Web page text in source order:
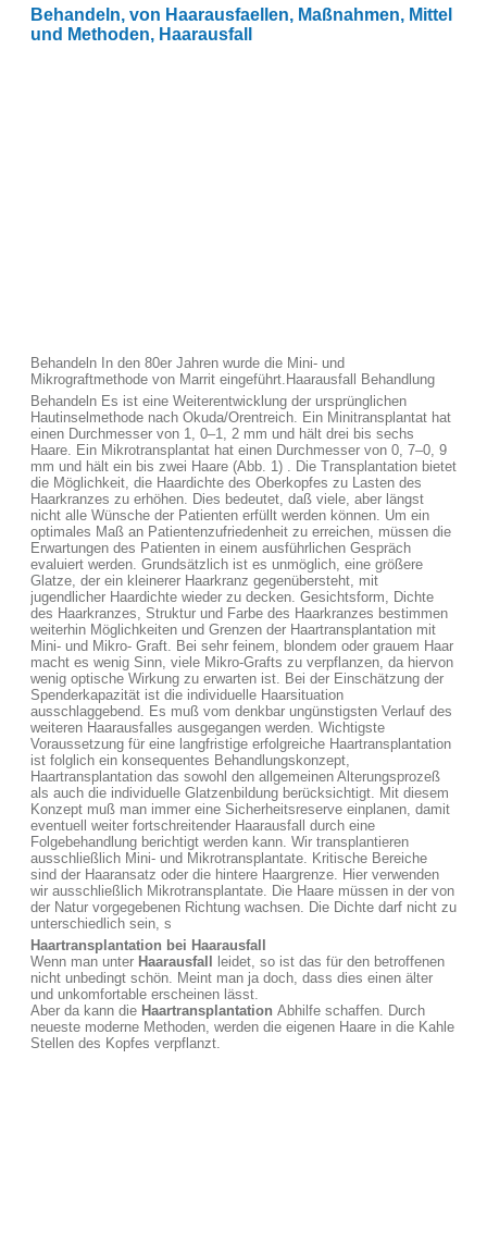
Behandeln, von Haarausfaellen, Maßnahmen, Mittel
und Methoden, Haarausfall
Behandeln In den 80er Jahren wurde die Mini- und
Mikrograftmethode von Marrit eingeführt.Haarausfall Behandlung
Behandeln Es ist eine Weiterentwicklung der ursprünglichen
Hautinselmethode nach Okuda/Orentreich. Ein Minitransplantat hat
einen Durchmesser von 1, 0–1, 2 mm und hält drei bis sechs
Haare. Ein Mikrotransplantat hat einen Durchmesser von 0, 7–0, 9
mm und hält ein bis zwei Haare (Abb. 1) . Die Transplantation bietet
die Möglichkeit, die Haardichte des Oberkopfes zu Lasten des
Haarkranzes zu erhöhen. Dies bedeutet, daß viele, aber längst
nicht alle Wünsche der Patienten erfüllt werden können. Um ein
optimales Maß an Patientenzufriedenheit zu erreichen, müssen die
Erwartungen des Patienten in einem ausführlichen Gespräch
evaluiert werden. Grundsätzlich ist es unmöglich, eine größere
Glatze, der ein kleinerer Haarkranz gegenübersteht, mit
jugendlicher Haardichte wieder zu decken. Gesichtsform, Dichte
des Haarkranzes, Struktur und Farbe des Haarkranzes bestimmen
weiterhin Möglichkeiten und Grenzen der Haartransplantation mit
Mini- und Mikro- Graft. Bei sehr feinem, blondem oder grauem Haar
macht es wenig Sinn, viele Mikro-Grafts zu verpflanzen, da hiervon
wenig optische Wirkung zu erwarten ist. Bei der Einschätzung der
Spenderkapazität ist die individuelle Haarsituation
ausschlaggebend. Es muß vom denkbar ungünstigsten Verlauf des
weiteren Haarausfalles ausgegangen werden. Wichtigste
Voraussetzung für eine langfristige erfolgreiche Haartransplantation
ist folglich ein konsequentes Behandlungskonzept,
Haartransplantation das sowohl den allgemeinen Alterungsprozeß
als auch die individuelle Glatzenbildung berücksichtigt. Mit diesem
Konzept muß man immer eine Sicherheitsreserve einplanen, damit
eventuell weiter fortschreitender Haarausfall durch eine
Folgebehandlung berichtigt werden kann. Wir transplantieren
ausschließlich Mini- und Mikrotransplantate. Kritische Bereiche
sind der Haaransatz oder die hintere Haargrenze. Hier verwenden
wir ausschließlich Mikrotransplantate. Die Haare müssen in der von
der Natur vorgegebenen Richtung wachsen. Die Dichte darf nicht zu
unterschiedlich sein, s
Haartransplantation bei Haarausfall
Wenn man unter Haarausfall
leidet, so ist das für den betroffenen
nicht unbedingt schön. Meint man ja doch, dass dies einen älter
und unkomfortable erscheinen lässt.
Aber da kann die Haartransplantation Abhilfe schaffen. Durch
neueste moderne Methoden, werden die eigenen Haare in die Kahle
Stellen des Kopfes verpflanzt.